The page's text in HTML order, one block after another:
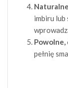
imbiru lub
Powolne,
pełnię